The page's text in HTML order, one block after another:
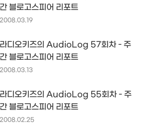
간 블로고스피어 리포트
2008.03.19
라디오키즈의 AudioLog 57회차 - 주
간 블로고스피어 리포트
2008.03.13
라디오키즈의 AudioLog 55회차 - 주
간 블로고스피어 리포트
2008.02.25